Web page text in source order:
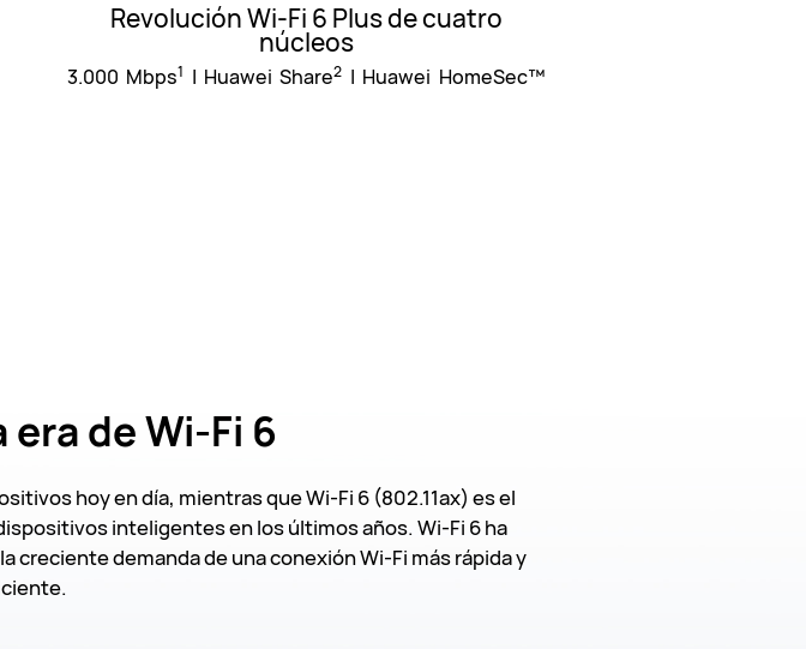
Revolución Wi-Fi 6 Plus de cuatro
núcleos
3.000 Mbps1 | Huawei Share2 | Huawei HomeSec™
era de Wi-Fi 6
hoy en día, mientras que Wi-Fi 6 (802.11ax) es el
inteligentes en los últimos años. Wi-Fi 6 ha
creciente demanda de una conexión Wi-Fi más rápida y